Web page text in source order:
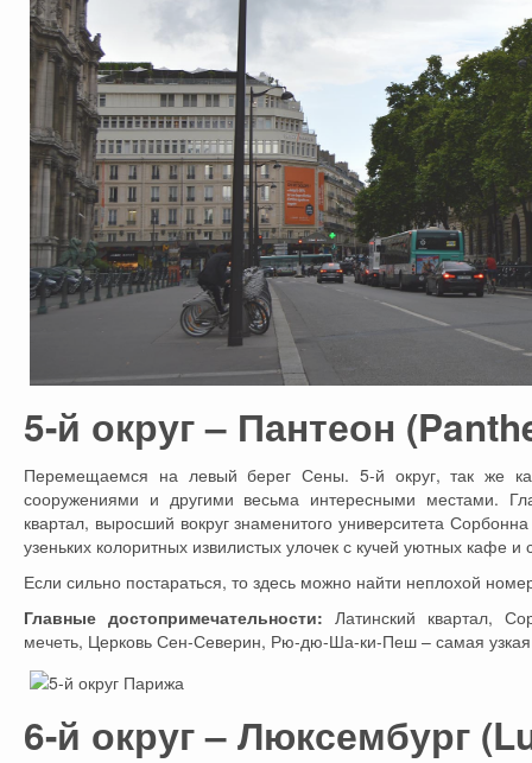
5-й округ – Пантеон
Перемещаемся на левый берег Сены. 5-й округ, так же
сооружениями и другими весьма интересными местами.
квартал, выросший вокруг знаменитого университета
узеньких колоритных извилистых улочек с кучей уютных кафе и
Если сильно постараться, то здесь можно найти неплохой
Главные достопримечательности: Латинский квартал,
мечеть, Церковь Сен-Северин, Рю-дю-Ша-ки-Пеш – самая
6-й округ – Люксембург